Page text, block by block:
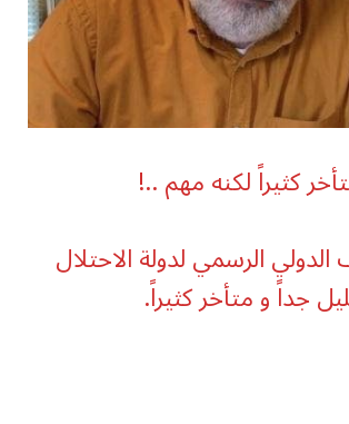
كثيراً لكنه مهم ..!
الرسمي لدولة الاحتلال
جداً و متأخر كثيراً.